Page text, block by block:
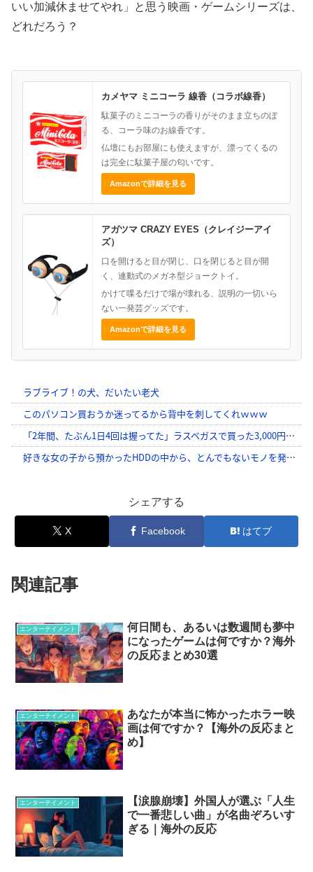
いい加減休ませてやれ」と思う映画・ゲームシリーズは、
どれだろう？
カメヤマ ミニコーラ 線香（コラボ線香）
駄菓子のミニコーラの香りがそのまま立ちのぼ
る、コーラ味のお線香です。
仏壇にもお部屋にも使えますが、漂ってくるの
は完全に駄菓子屋の匂いです。
Amazonで詳細を見る
アガツマ CRAZY EYES（クレイジーアイ
ズ）
口を開けると目が閉じ、口を閉じると目が開
く、連動式のメガネ型ジョークトイ。
かけて喋るだけで場が壊れる、説明の一切いら
ない一発芸グッズです。
Amazonで詳細を見る
シェアする
X Facebook はてブ
関連記事
エンターテイメント
何日間も、あるいは数週間も夢中
になったゲームは何ですか？海外
の反応まとめ30選
エンターテイメント
あなたが本当に怖かったホラー映
画は何ですか？【海外の反応まと
め】
エンターテイメント
【涙腺崩壊】外国人が選ぶ「人生
で一番悲しい曲」が名曲ぞろいす
ぎる｜海外の反応